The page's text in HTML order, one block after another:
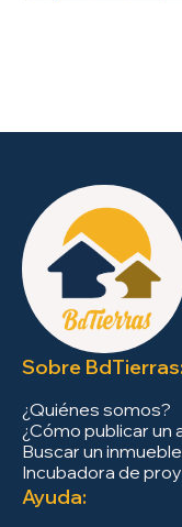
Sobre BdTierras:
¿Quiénes somos?
¿Cómo publicar un
Buscar un
Incubadora de
Ayuda: